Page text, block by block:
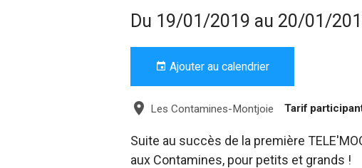
Du 19/01/2019 au 20/01/
Ajouter au calendrier
Les Contamines-Montjoie Tarif
Suite au succès de la première
aux Contamines, pour petits et grands !